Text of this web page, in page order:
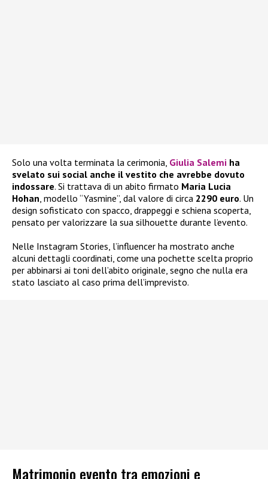
Solo una volta terminata la cerimonia, Giulia Salemi ha
svelato sui social anche il vestito che avrebbe dovuto
indossare. Si trattava di un abito firmato Maria Lucia
Hohan , modello “Yasmine”, dal valore di circa 2290 euro. Un
design sofisticato con spacco, drappeggi e schiena scoperta,
pensato per valorizzare la sua silhouette durante l’evento.
Nelle Instagram Stories, l’influencer ha mostrato anche
alcuni dettagli coordinati, come una pochette scelta proprio
per abbinarsi ai toni dell’abito originale, segno che nulla era
stato lasciato al caso prima dell’imprevisto.
Matrimonio evento tra emozioni e